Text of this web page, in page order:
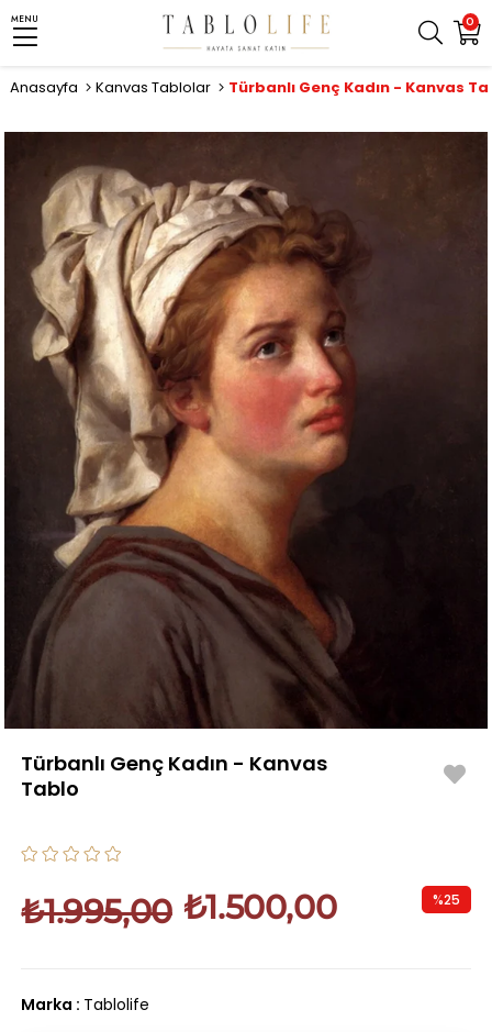
0
MENU
Anasayfa Kanvas Tablolar Türbanlı Genç Kadın - Kanvas
Türbanlı Genç Kadın - Kanvas
Tablo
₺1.995,00 ₺1.500,00 %25
Marka : Tablolife